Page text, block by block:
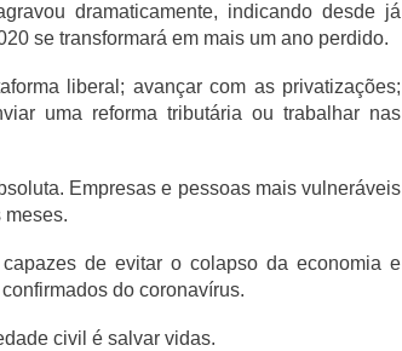
dramaticamente, indicando desde já
se transformará em mais um ano perdido.
liberal; avançar com as privatizações;
uma reforma tributária ou trabalhar nas
Empresas e pessoas mais vulneráveis
meses.
de evitar o colapso da economia e
do coronavírus.
civil é salvar vidas.